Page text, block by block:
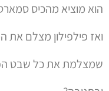
הוא מוציא מהכיס
ואז פילפילון מצלם
שמצלמת את כל שבט